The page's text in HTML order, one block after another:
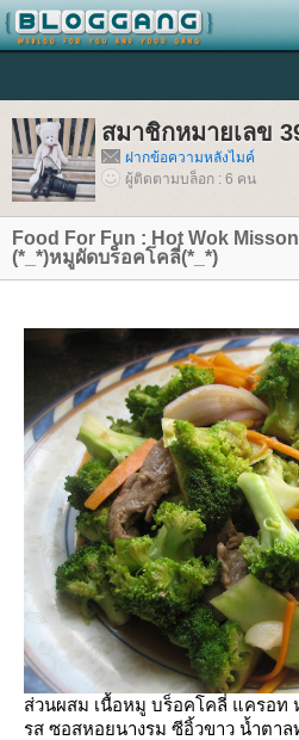
สมาชิกหมายเลข
ฝากข้อความหลังไมค์
ผู้ติดตามบล็อก : 6 คน
Food For Fun : Hot Wok
(*_*)หมูผัดบร็อคโคลี่(*_*)
ส่วนผสม เนื้อหมู บร็อคโคลี่ แครอท
รส ซอสหอยนางรม ซีอิ้วขาว น้ำตา